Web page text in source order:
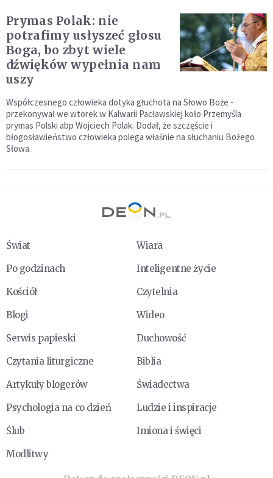
Prymas Polak: nie
potrafimy usłyszeć głosu
Boga, bo zbyt wiele
dźwięków wypełnia nam
uszy
Współczesnego człowieka dotyka głuchota na Słowo Boże -
przekonywał we wtorek w Kalwarii Pacławskiej koło Przemyśla
prymas Polski abp Wojciech Polak. Dodał, że szczęście i
błogosławieństwo człowieka polega właśnie na słuchaniu Bożego
Słowa.
Świat
Wiara
Po godzinach
Inteligentne życie
Kościół
Czytelnia
Blogi
Wideo
Serwis papieski
Duchowość
Czytania liturgiczne
Biblia
Artykuły blogerów
Świadectwa
Psychologia na co dzień
Ludzie i inspiracje
Ślub
Imiona i święci
Modlitwy